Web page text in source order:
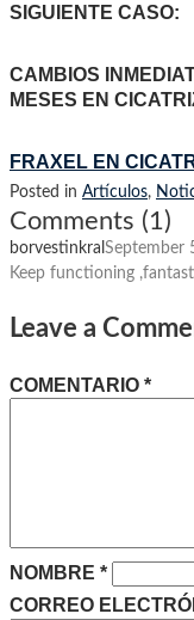
SIGUIENTE CASO:
CAMBIOS
MESES EN
FRAXEL EN
Posted in Artículos,
Comments (1)
borvestinkral September
Keep functioning
Leave a
COMENTARIO *
NOMBRE *
CORREO